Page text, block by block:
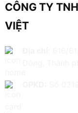
CÔNG TY
VIỆT